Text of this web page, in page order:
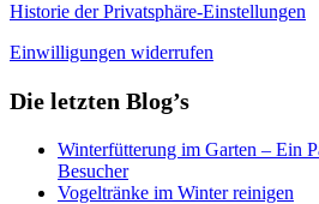
Historie der Privatsphäre-Einstellungen
Einwilligungen widerrufen
Die letzten Blog’s
Winterfütterung im Garten – Ein
Besucher
Vogeltränke im Winter reinigen